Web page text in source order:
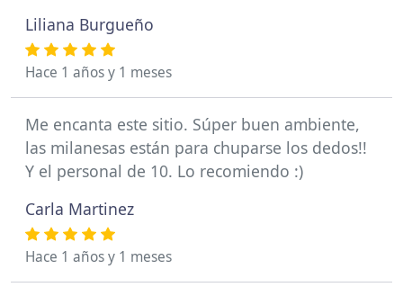
Liliana Burgueño
Hace 1 años y 1 meses
Me encanta este sitio. Súper buen ambiente,
las milanesas están para chuparse los dedos!!
Y el personal de 10. Lo recomiendo :)
Carla Martinez
Hace 1 años y 1 meses